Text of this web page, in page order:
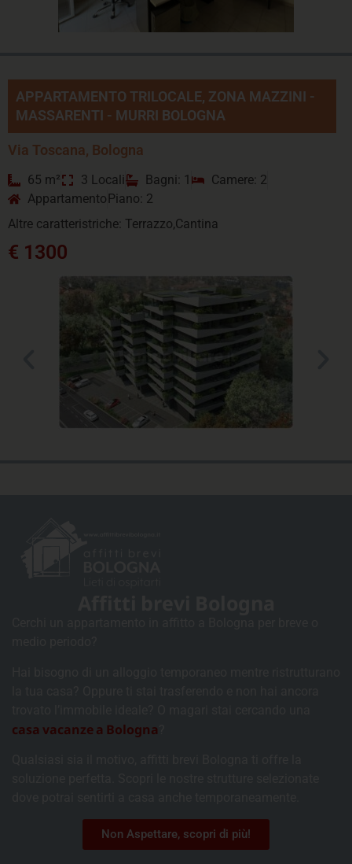
APPARTAMENTO TRILOCALE, ZONA MAZZINI -
MASSARENTI - MURRI BOLOGNA
Via Toscana, Bologna
65 m² 3 Locali Bagni: 1
Camere: 2
Appartamento Piano: 2
Altre caratteristriche: Terrazzo,Cantina
€ 1300
casa vacanze a Bologna
Non Aspettare, scopri di più!